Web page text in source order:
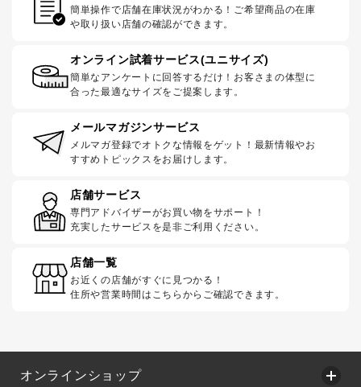
簡単操作で店舗在庫状況がわかる！ご希望商品の在庫
や取り扱い店舗の確認ができます。
オンライン試着サービス(ユニサイズ)
簡単なアンケートに回答するだけ！お客さまの体型に
合った最適なサイズをご提案します。
メールマガジンサービス
メルマガ登録でオトクな情報をゲット！最新情報やお
すすめトピックスをお届けします。
店舗サービス
専門アドバイザーがお買い物をサポート！
充実したサービスを是非ご利用ください。
店舗一覧
お近くの店舗がすぐに見つかる！
住所や営業時間はこちらからご確認できます。
オンラインショップ